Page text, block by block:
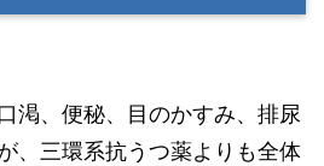
渇、便秘、目のかすみ、排尿
、三環系抗うつ薬よりも全体